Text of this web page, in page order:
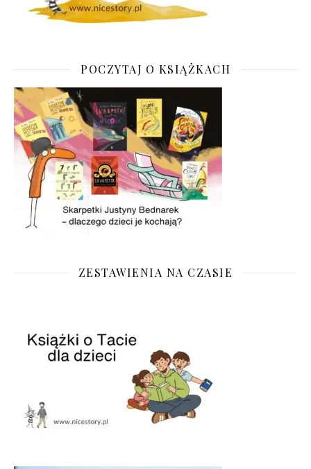
POCZYTAJ O KSIĄŻKACH
ZESTAWIENIA NA CZASIE